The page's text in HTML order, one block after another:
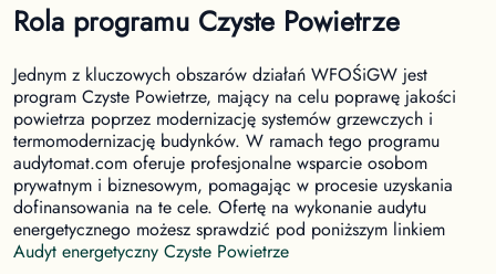
Rola programu Czyste Powietrze
Jednym z kluczowych obszarów działań WFOŚiGW jest
program Czyste Powietrze, mający na celu poprawę jakości
powietrza poprzez modernizację systemów grzewczych i
termomodernizację budynków. W ramach tego programu
audytomat.com oferuje profesjonalne wsparcie osobom
prywatnym i biznesowym, pomagając w procesie uzyskania
dofinansowania na te cele. Ofertę na wykonanie audytu
energetycznego możesz sprawdzić pod poniższym linkiem
Audyt energetyczny Czyste Powietrze